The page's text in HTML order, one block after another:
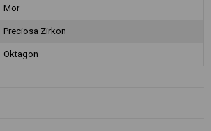
Mor
Preciosa Zirkon
Oktagon